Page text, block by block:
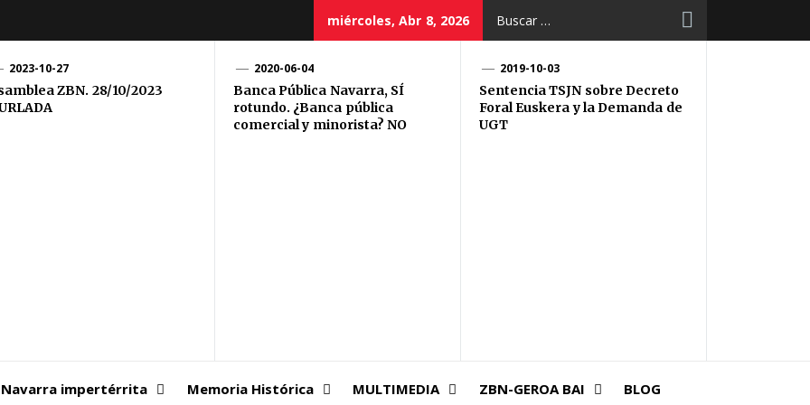
miércoles, Abr 8, 2026
2023-10-27
ZBN. 28/10/2023
2020-06-04
Banca Pública Navarra, SÍ
rotundo. ¿Banca pública
comercial y minorista? NO
2019-10-03
Sentencia TSJN sobre Decreto
Foral Euskera y la Demanda de
UGT
Navarra impertérrita Memoria Histórica MULTIMEDIA ZBN-GEROA BAI BLOG